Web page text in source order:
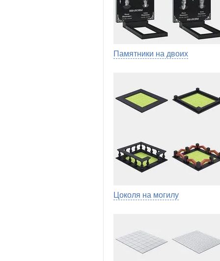
Памятники на двоих
Цоколя на могилу